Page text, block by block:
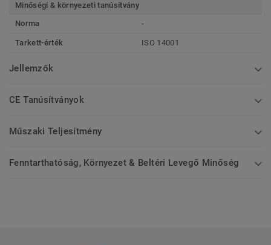
Minőségi & környezeti tanúsítvány
Norma
-
Tarkett-érték ISO 14001
Jellemzők
CE Tanúsítványok
Műszaki Teljesítmény
Fenntarthatóság, Környezet & Beltéri Levegő Minőség